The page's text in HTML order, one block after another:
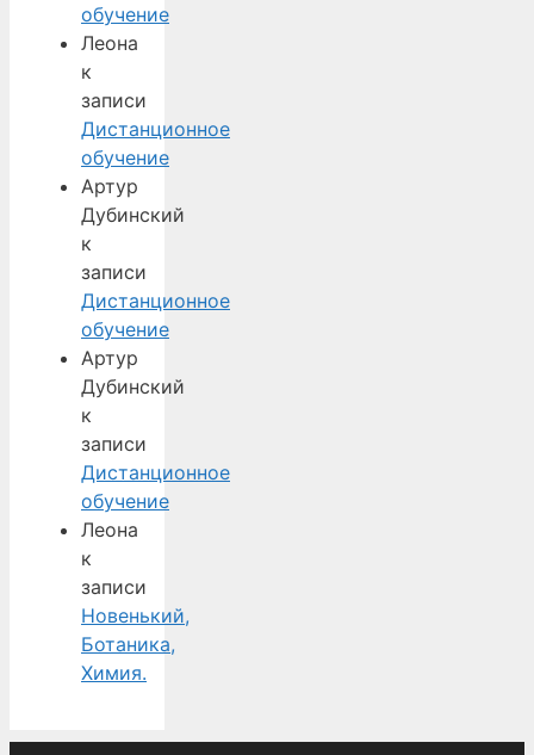
обучение
Леона
к
записи
Дистанционное
обучение
Артур
Дубинский
к
записи
Дистанционное
обучение
Артур
Дубинский
к
записи
Дистанционное
обучение
Леона
к
записи
Новенький,
Ботаника,
Химия.